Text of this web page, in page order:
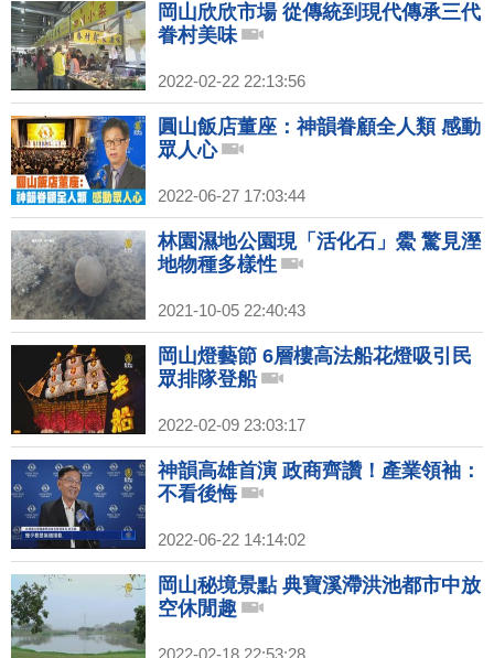
岡山欣欣市場 從傳統到現代傳承三代
眷村美味
2022-02-22 22:13:56
圓山飯店董座：神韻眷顧全人類 感動
眾人心
2022-06-27 17:03:44
林園濕地公園現「活化石」鱟 驚見溼
地物種多樣性
2021-10-05 22:40:43
岡山燈藝節 6層樓高法船花燈吸引民
眾排隊登船
2022-02-09 23:03:17
神韻高雄首演 政商齊讚！產業領袖：
不看後悔
2022-06-22 14:14:02
岡山秘境景點 典寶溪滯洪池都市中放
空休閒趣